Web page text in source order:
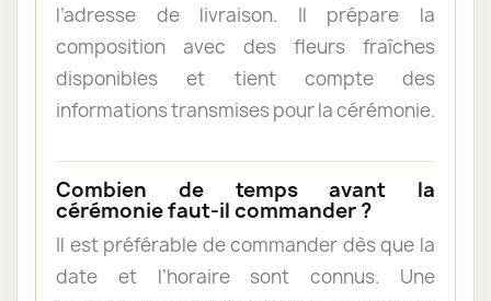
l’adresse de livraison. Il prépare la
composition avec des fleurs fraîches
disponibles et tient compte des
informations transmises pour la cérémonie.
Combien de temps avant la
cérémonie faut-il commander ?
Il est préférable de commander dès que la
date et l’horaire sont connus. Une